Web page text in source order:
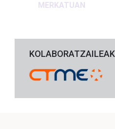
MERKATUAN
KOLABORATZAILEAK